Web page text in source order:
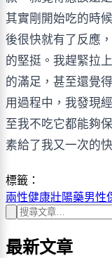
其實剛開始吃的時
後很快就有了反應
的堅挺。我趕緊拉
的滿足，甚至還覺
用過程中，我發現
至我不吃它都能夠
素給了我又一次的快
標籤：
兩性健康壯陽藥男性
最新文章